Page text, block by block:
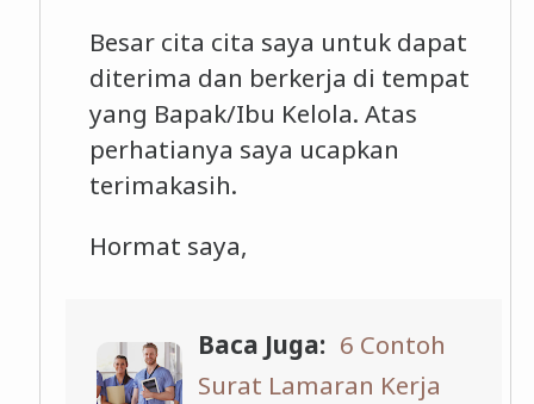
Besar cita cita saya untuk dapat
diterima dan berkerja di tempat
yang Bapak/Ibu Kelola. Atas
perhatianya saya ucapkan
terimakasih.
Hormat saya,
Baca Juga: 6 Contoh
Surat Lamaran Kerja